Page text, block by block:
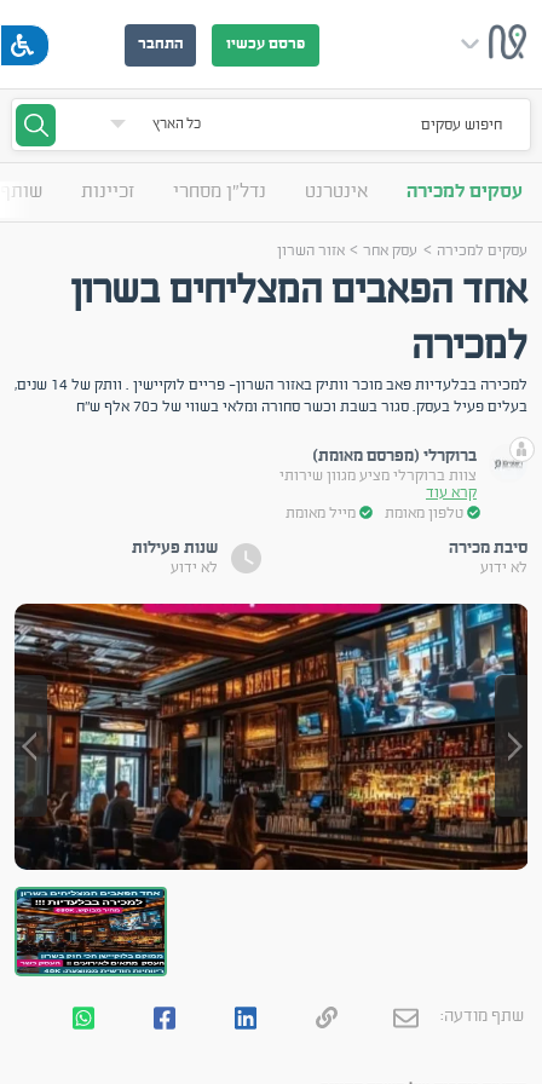
פרסם עכשיו התחבר
חיפוש עסקים
עסקים למכירה אינטרנט נדל"ן מסחרי זכיינות
עסקים למכירה > עסק אחר>אזור השרון
אחד הפאבים המצליחים בשרון
למכירה
למכירה בבלעדיות פאב מוכר וותיק באזור השרון- פריים לוקיישין . וותק של 14 שנים,
בעלים פעיל בעסק. סגור בשבת וכשר סחורה ומלאי בשווי של כ70 אלף ש"ח
ברוקרלי (מפרסם מאומת)
צוות ברוקרלי מציע מגוון שירותי
קרא עוד
טלפון מאומת
מייל מאומת
סיבת מכירה
לא ידוע
שנות פעילות
לא ידוע
שתף מודעה: